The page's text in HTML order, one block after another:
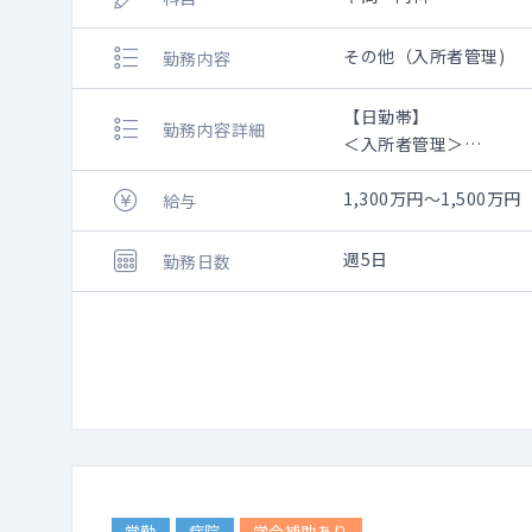
勤務内容 その他（入所者管理)
勤務内容詳細
【日勤帯】
＜入所者管理＞
→勤務内容：入所者及
書類作成、健康相談
→ベッド数：90床
→看取り ：4～5件程
給与 1,300万円～1,500万円
勤務日数 週5日